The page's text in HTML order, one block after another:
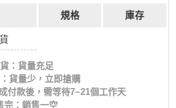
規格 庫存
：貨量充足
貨量少，立即搶購
付款後，需等待7~21個工作天
完：銷售一空